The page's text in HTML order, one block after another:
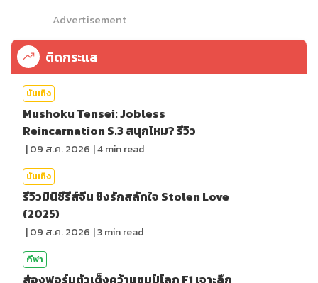
Advertisement
ติดกระแส
บันเทิง
Mushoku Tensei: Jobless
Reincarnation S.3 สนุกไหม? รีวิว
|09 ส.ค. 2026 |4min read
บันเทิง
รีวิวมินิซีรีส์จีน ชิงรักสลักใจ Stolen Love
(2025)
|09 ส.ค. 2026 |3min read
กีฬา
ส่องฟอร์มตัวเต็งคว้าแชมป์โลก F1 เจาะลึก